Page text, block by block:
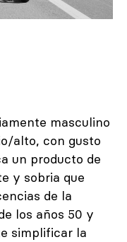
masculino
alto, con gusto
un producto de
y sobria que
de la
los años 50 y
simplificar la